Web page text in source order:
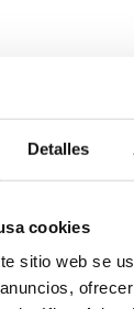
Detalles
cookies
sitio web se
actúa
mejorando su